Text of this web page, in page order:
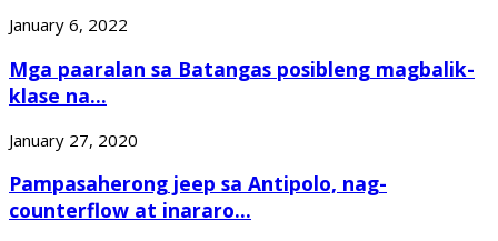
January 6, 2022
Mga paaralan sa Batangas posibleng magbalik-
klase na...
January 27, 2020
Pampasaherong jeep sa Antipolo, nag-
counterflow at inararo...